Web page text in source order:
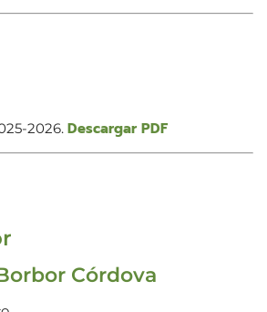
2026. Descargar PDF
Córdova